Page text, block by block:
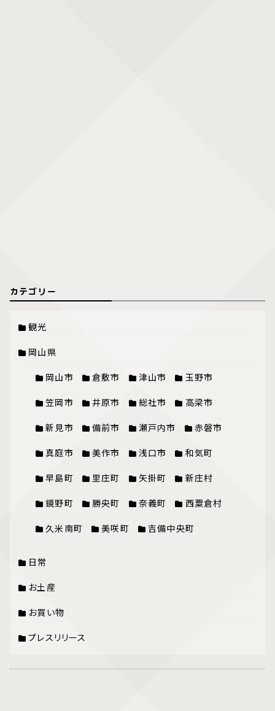
カテゴリー
観光
岡山県
岡山市 倉敷市 津山市 玉野市
笠岡市 井原市 総社市 高梁市
新見市 備前市 瀬戸内市 赤磐市
真庭市 美作市 浅口市 和気町
早島町 里庄町 矢掛町 新庄村
鏡野町 勝央町 奈義町 西粟倉村
久米南町 美咲町 吉備中央町
日常
お土産
お買い物
プレスリリース